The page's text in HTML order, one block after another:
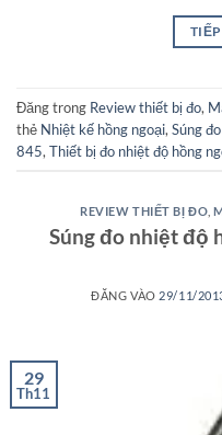
Đăng trong Review thiết bị đo,
thẻ Nhiệt kế hồng ngoại, Súng
845, Thiết bị đo nhiệt độ hồng
REVIEW THIẾT BỊ ĐO ,
Súng đo nhiệt độ
ĐĂNG VÀO 29/11/
29
Th11